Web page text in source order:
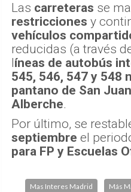
Las carreteras se
restricciones y
vehículos
reducidas (a través
líneas de autobús
545, 546, 547 y 548
pantano de San
Alberche.
Por último, se
septiembre el
para FP y Escuelas
Mas Interes Madrid Más